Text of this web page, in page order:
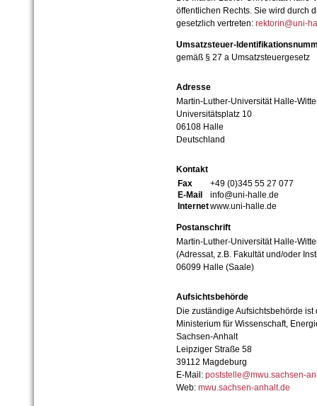
öffentlichen Rechts. Sie wird durch
gesetzlich vertreten: rektorin@uni-
Umsatzsteuer-
gemäß § 27 a Umsatzsteuergesetz
Adresse
Martin-Luther-Universität Halle-
Universitätsplatz 10
06108 Halle
Deutschland
Kontakt
Fax
+49 (0)345 55 27 077
E-Mail
info@uni-halle.de
Internetwww.uni-halle.de
Postanschrift
Martin-Luther-Universität Halle-
(Adressat, z.B. Fakultät und/oder
06099 Halle (Saale)
Aufsichtsbehörde
Die zuständige Aufsichtsbehörde ist
Ministerium für Wissenschaft,
Sachsen-Anhalt
Leipziger Straße 58
39112 Magdeburg
E-Mail: poststelle@mwu.sachsen-
Web: mwu.sachsen-anhalt.de